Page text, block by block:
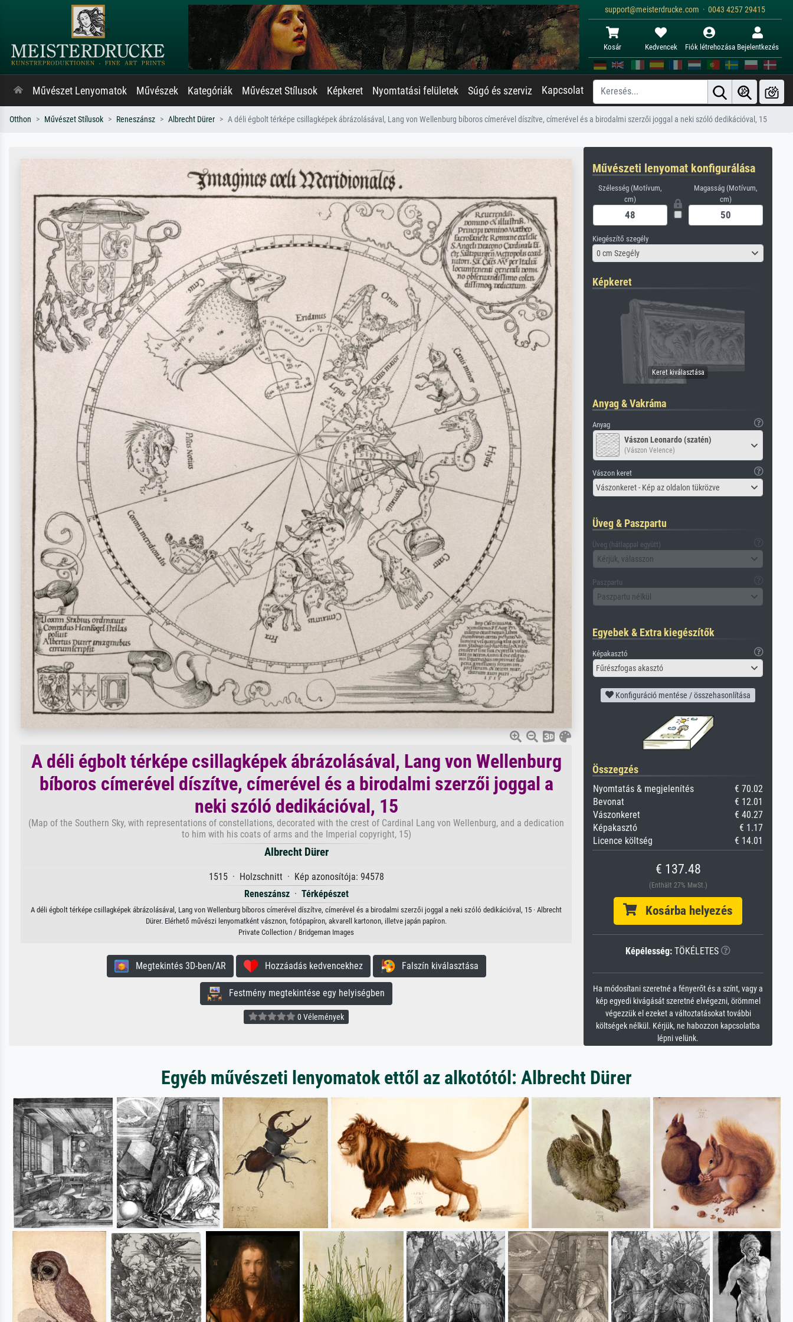
support@meisterdrucke.com · 0043 4257 29415
Kosár Kedvencek Fiók létrehozása Bejelentkezés
Művészet Lenyomatok Művészek Kategóriák Művészet Stílusok Képkeret Nyomtatási felületek Súgó és szerviz Kapcsolat
Otthon Művészet Stílusok Reneszánsz Albrecht Dürer A déli égbolt térképe csillagképek ábrázolásával, Lang von Wellenburg bíboros címerével díszítve, címerével és a birodalmi szerzői joggal a neki szóló dedikációval, 15
A déli égbolt térképe csillagképek ábrázolásával, Lang von Wellenburg
bíboros címerével díszítve, címerével és a birodalmi szerzői joggal a
neki szóló dedikációval, 15
(Map of the Southern Sky, with representations of constellations, decorated with the crest of Cardinal Lang von Wellenburg, and a dedication
to him with his coats of arms and the Imperial copyright, 15)
Albrecht Dürer
1515 · Holzschnitt · Kép azonosítója: 94578
Reneszánsz· Térképészet
A déli égbolt térképe csillagképek ábrázolásával, Lang von Wellenburg bíboros címerével díszítve, címerével és a birodalmi szerzői joggal a neki szóló dedikációval, 15 · Albrecht
Dürer. Elérhető művészi lenyomatként vásznon, fotópapíron, akvarell kartonon, illetve japán papíron.
Private Collection / Bridgeman Images
Megtekintés 3D-ben/AR Hozzáadás kedvencekhez Falszín kiválasztása
Festmény megtekintése egy helyiségben
0 Vélemények
Művészeti lenyomat konfigurálása
Szélesség (Motívum,
cm)
Magasság (Motívum,
cm)
Kiegészítő szegély
0 cm Szegély
Képkeret
Anyag & Vakráma
Anyag
Vászon Leonardo (szatén)
(Vászon Velence)
Vászon keret
Vászonkeret - Kép az oldalon tükrözve
Üveg & Paszpartu
Üveg (hátlappal együtt)
Kérjük, válasszon
Paszpartu
Paszpartu nélkül
Egyebek & Extra kiegészítők
Képakasztó
Fűrészfogas akasztó
Konfiguráció mentése / összehasonlítása
Összegzés
Nyomtatás & megjelenítés
€ 70.02
Bevonat
€ 12.01
Vászonkeret
€ 40.27
Képakasztó
€ 1.17
Licence költség
€ 14.01
€ 137.48
(Enthält 27% MwSt.)
Kosárba helyezés
Képélesség: TÖKÉLETES
Ha módosítani szeretné a fényerőt és a színt, vagy a
kép egyedi kivágását szeretné elvégezni, örömmel
végezzük el ezeket a változtatásokat további
költségek nélkül. Kérjük, ne habozzon kapcsolatba
lépni velünk.
Egyéb művészeti lenyomatok ettől az alkotótól: Albrecht Dürer